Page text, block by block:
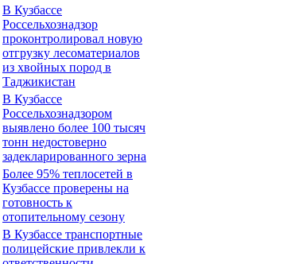
В Кузбассе
Россельхознадзор
проконтролировал новую
отгрузку лесоматериалов
из хвойных пород в
Таджикистан
В Кузбассе
Россельхознадзором
выявлено более 100 тысяч
тонн недостоверно
задекларированного зерна
Более 95% теплосетей в
Кузбассе проверены на
готовность к
отопительному сезону
В Кузбассе транспортные
полицейские привлекли к